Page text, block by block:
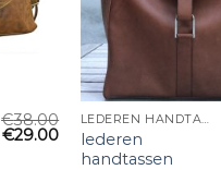
€38.00
€29.00
LEDEREN HANDTASSEN
lederen
handtassen